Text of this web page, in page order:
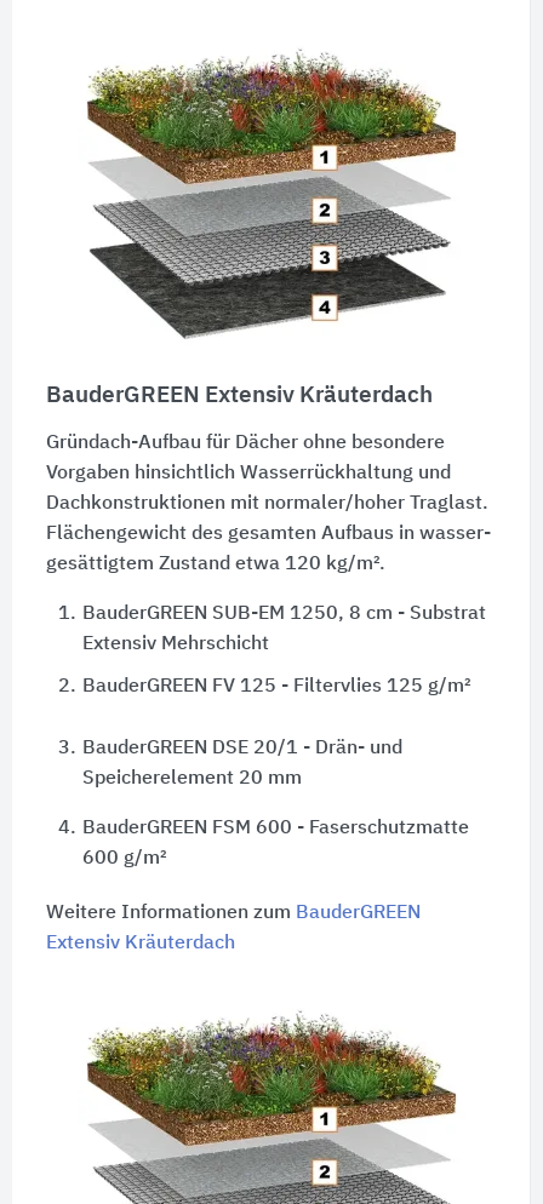
BauderGREEN Extensiv Kräuterdach
Gründach-Aufbau für Dächer ohne besondere
Vorgaben hinsichtlich Wasser­rückhaltung und
Dach­kon­struktionen mit normaler/hoher Traglast.
Flächengewicht des gesamten Aufbaus in wasser­
gesättigtem Zustand etwa 120 kg/m².
1. BauderGREEN SUB-EM 1250, 8 cm - Substrat
Extensiv Mehrschicht
2. BauderGREEN FV 125 - Filtervlies 125 g/m²
3. BauderGREEN DSE 20/1 - Drän- und
Speicherelement 20 mm
4. BauderGREEN FSM 600 - Faserschutzmatte
600 g/m²
Weitere Informationen zum BauderGREEN
Extensiv Kräuterdach